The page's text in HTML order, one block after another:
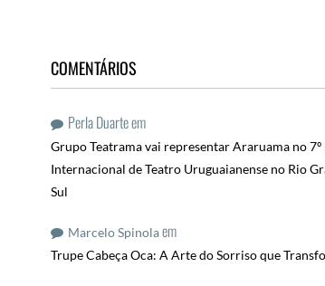
COMENTÁRIOS
Perla Duarteem
Grupo Teatrama vai representar Araruama no 7º
Internacional de Teatro Uruguaianense no Rio
Sul
Marcelo Spinolaem
Trupe Cabeça Oca: A Arte do Sorriso que